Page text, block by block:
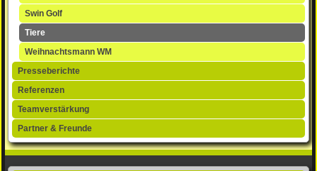
Swin Golf
Tiere
Weihnachtsmann WM
Presseberichte
Referenzen
Teamverstärkung
Partner & Freunde